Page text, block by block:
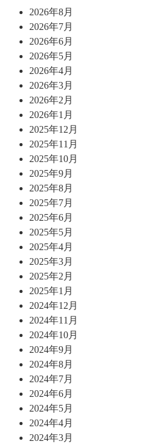
2026年8月
2026年7月
2026年6月
2026年5月
2026年4月
2026年3月
2026年2月
2026年1月
2025年12月
2025年11月
2025年10月
2025年9月
2025年8月
2025年7月
2025年6月
2025年5月
2025年4月
2025年3月
2025年2月
2025年1月
2024年12月
2024年11月
2024年10月
2024年9月
2024年8月
2024年7月
2024年6月
2024年5月
2024年4月
2024年3月